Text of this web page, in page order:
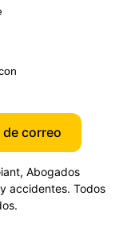
correo
Abogados
accidentes. Todos